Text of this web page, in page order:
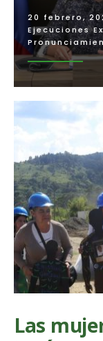
20 febrero,
Ejecuciones
Las